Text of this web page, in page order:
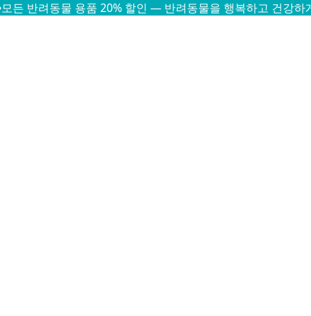
모든 반려동물 용품 20% 할인 — 반려동물을 행복하고 건강하